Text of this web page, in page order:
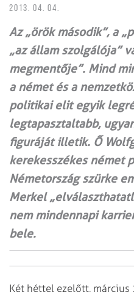
2013. 04. 04.
Az „örök második”, a
„az állam szolgálója”
megmentője”. Mind
a német és a
politikai elit egyik
legtapasztaltabb,
figuráját illetik. Ő
kerekesszékes német
Német­ország szürke
Merkel
nem mindennapi
bele.
Két héttel ezelőtt, március